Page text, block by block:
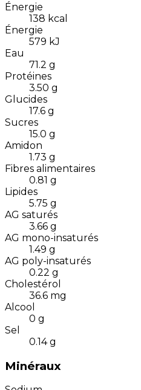
Énergie
138 kcal
Énergie
579 kJ
Eau
71.2 g
Protéines
3.50 g
Glucides
17.6 g
Sucres
15.0 g
Amidon
1.73 g
Fibres alimentaires
0.81 g
Lipides
5.75 g
AG saturés
3.66 g
AG mono-insaturés
1.49 g
AG poly-insaturés
0.22 g
Cholestérol
36.6 mg
Alcool
0 g
Sel
0.14 g
Minéraux